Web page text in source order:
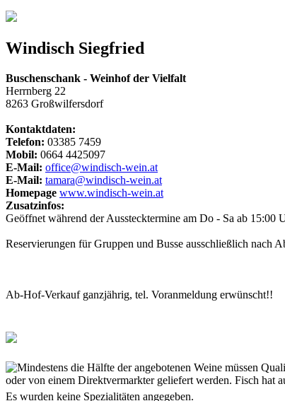
Windisch Siegfried
Buschenschank - Weinhof der Vielfalt
Herrnberg 22
8263 Großwilfersdorf
Kontaktdaten:
Telefon: 03385 7459
Mobil: 0664 4425097
E-Mail: office@windisch-wein.at
E-Mail: tamara@windisch-wein.at
Homepage www.windisch-wein.at
Zusatzinfos:
Geöffnet während der Ausstecktermine am Do - Sa ab 15:00
Reservierungen für Gruppen und Busse ausschließlich nach
Ab-Hof-Verkauf ganzjährig, tel. Voranmeldung erwünscht!!
Es wurden keine Spezialitäten angegeben.